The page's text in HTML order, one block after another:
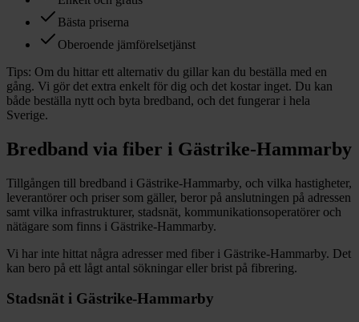
Bästa priserna
Oberoende jämförelsetjänst
Tips: Om du hittar ett alternativ du gillar kan du beställa med en
gång. Vi gör det extra enkelt för dig och det kostar inget. Du kan
både beställa nytt och byta bredband, och det fungerar i hela
Sverige.
Bredband via fiber i Gästrike-Hammarby
Tillgången till bredband i Gästrike-Hammarby, och vilka hastigheter,
leverantörer och priser som gäller, beror på anslutningen på adressen
samt vilka infrastrukturer, stadsnät, kommunikationsoperatörer och
nätägare som finns i Gästrike-Hammarby.
Vi har inte hittat några adresser med fiber i Gästrike-Hammarby. Det
kan bero på ett lågt antal sökningar eller brist på fibrering.
Stadsnät i Gästrike-Hammarby